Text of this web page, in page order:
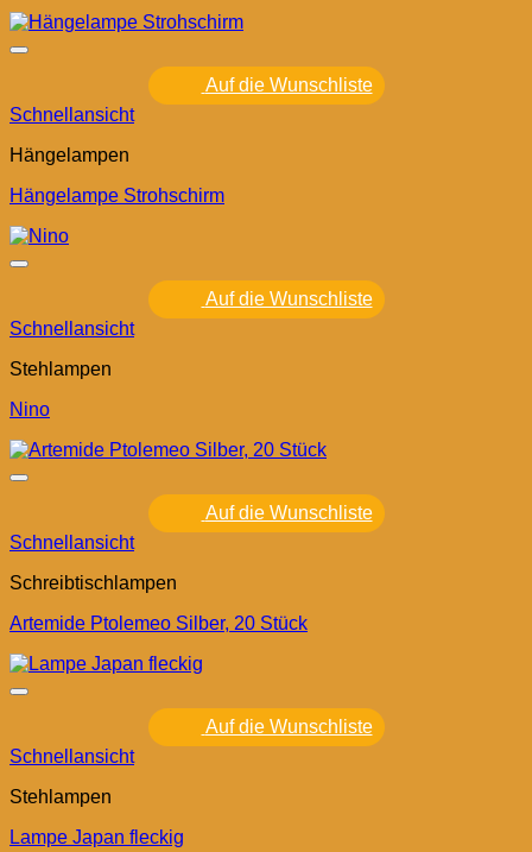
Auf die Wunschliste
Schnellansicht
Hängelampen
Hängelampe Strohschirm
Auf die Wunschliste
Schnellansicht
Stehlampen
Nino
Auf die Wunschliste
Schnellansicht
Schreibtischlampen
Artemide Ptolemeo Silber, 20 Stück
Auf die Wunschliste
Schnellansicht
Stehlampen
Lampe Japan fleckig